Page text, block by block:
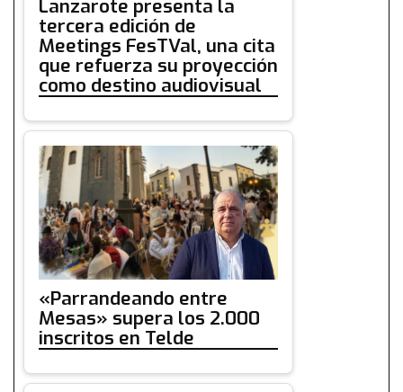
Lanzarote presenta la
tercera edición de
Meetings FesTVal, una cita
que refuerza su proyección
como destino audiovisual
«Parrandeando entre
Mesas» supera los 2.000
inscritos en Telde